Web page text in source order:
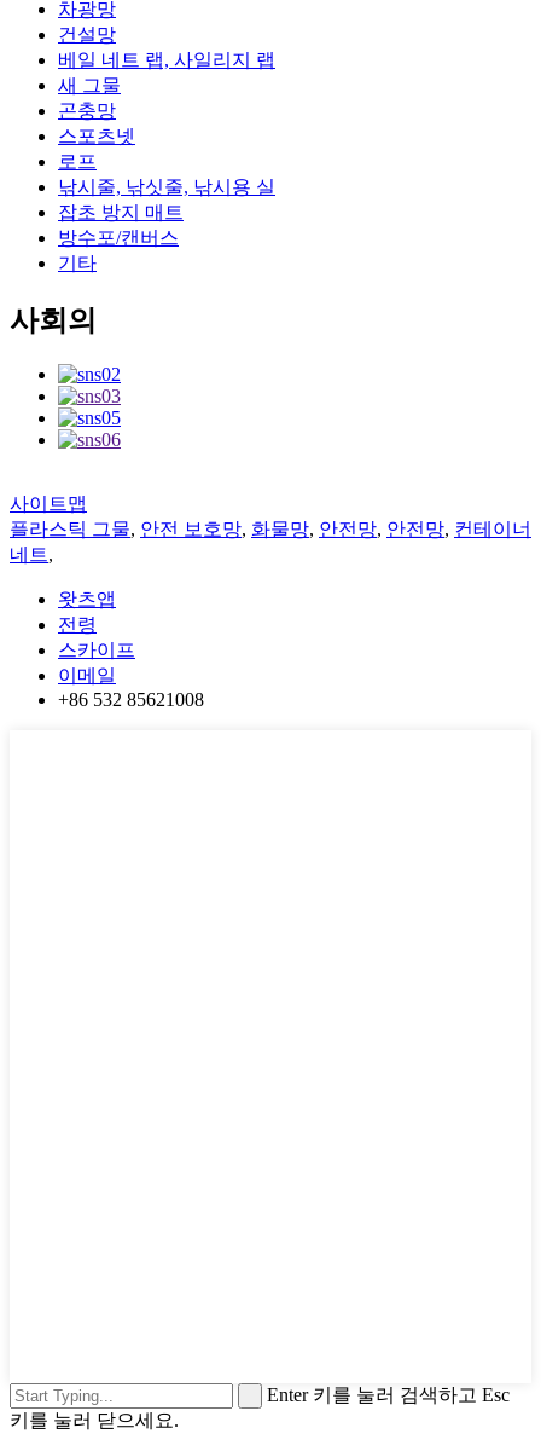
차광망
건설망
베일 네트 랩, 사일리지 랩
새 그물
곤충망
스포츠넷
로프
낚시줄, 낚싯줄, 낚시용 실
잡초 방지 매트
방수포/캔버스
기타
사회의
사이트맵
플라스틱 그물, 안전 보호망, 화물망, 안전망, 안전망, 컨테이너
네트,
왓츠앱
전령
스카이프
이메일
+86 532 85621008
Enter 키를 눌러 검색하고 Esc
키를 눌러 닫으세요.